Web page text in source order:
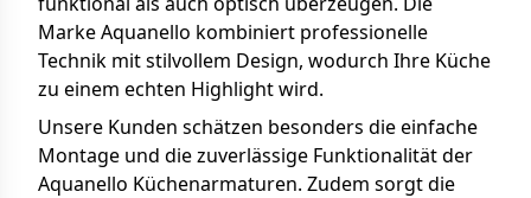
Marke Aquanello kombiniert professionelle
Technik mit stilvollem Design, wodurch Ihre Küche
zu einem echten Highlight wird.
Unsere Kunden schätzen besonders die einfache
Montage und die zuverlässige Funktionalität der
Aquanello Küchenarmaturen. Zudem sorgt die